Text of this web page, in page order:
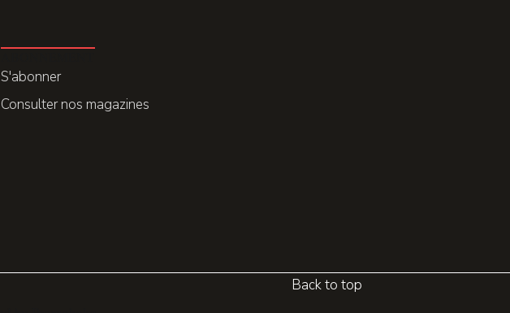
S'abonner
Consulter nos magazines
Back to top